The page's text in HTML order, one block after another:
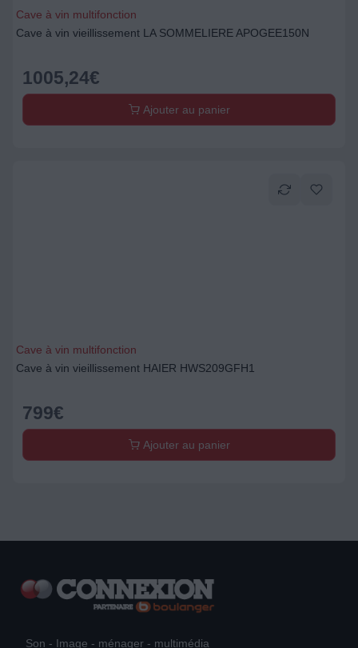
Cave à vin multifonction
Cave à vin vieillissement LA SOMMELIERE APOGEE150N
1005,24€
Ajouter au panier
Cave à vin multifonction
Cave à vin vieillissement HAIER HWS209GFH1
799€
Ajouter au panier
Son - Image - ménager - multimédia